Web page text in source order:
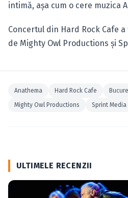
intimă, aşa cum o cere muzica
Concertul din Hard Rock Cafe
de Mighty Owl Productions şi
Anathema Hard Rock Cafe
Mighty Owl Productions
Sprint Media
ULTIMELE RECENZII